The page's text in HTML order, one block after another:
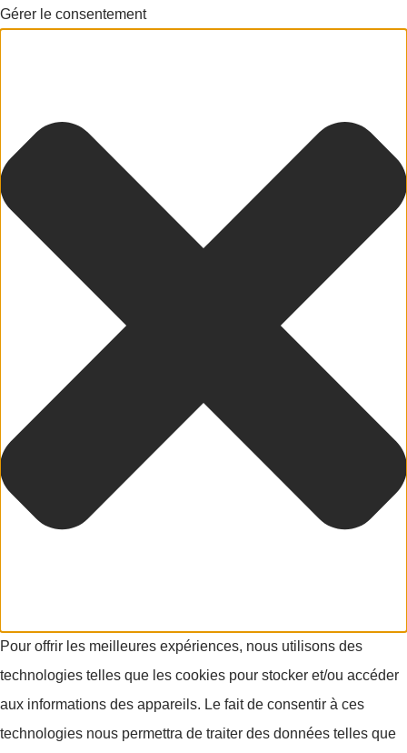
Gérer le consentement
Pour offrir les meilleures expériences, nous utilisons des
technologies telles que les cookies pour stocker et/ou accéder
aux informations des appareils. Le fait de consentir à ces
technologies nous permettra de traiter des données telles que